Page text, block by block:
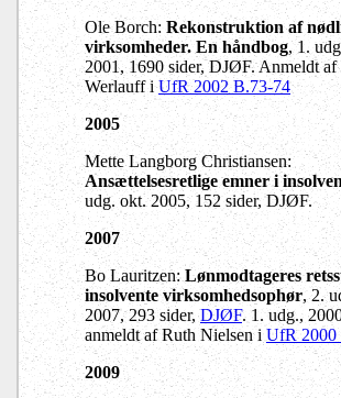
Ole Borch: Rekonstruktion af
virksomheder. En håndbog, 1.
2001, 1690 sider, DJØF. Anmeldt
Werlauff iUfR 2002 B.73-74
2005
Mette Langborg Christiansen:
Ansættelsesretlige emner i
udg. okt. 2005, 152 sider, DJØF.
2007
Bo Lauritzen: Lønmodtageres
insolvente virksomhedsophør, 2.
2007, 293 sider,DJØF. 1. udg.,
anmeldt af Ruth Nielsen i UfR 2000
2009